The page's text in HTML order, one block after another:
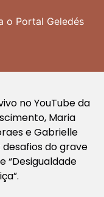
o Portal Geledés
no YouTube da
Maria
e Gabrielle
do grave
“Desigualdade